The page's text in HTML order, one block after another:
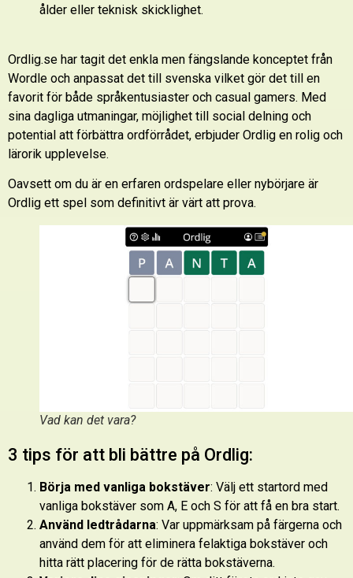
ålder eller teknisk skicklighet.
Ordlig.se har tagit det enkla men fängslande konceptet från
Wordle och anpassat det till svenska vilket gör det till en
favorit för både språkentusiaster och casual gamers. Med
sina dagliga utmaningar, möjlighet till social delning och
potential att förbättra ordförrådet, erbjuder Ordlig en rolig och
lärorik upplevelse.
Oavsett om du är en erfaren ordspelare eller nybörjare är
Ordlig ett spel som definitivt är värt att prova.
Vad kan det vara?
3 tips för att bli bättre på Ordlig:
Börja med vanliga bokstäver: Välj ett startord med
vanliga bokstäver som A, E och S för att få en bra start.
Använd ledtrådarna: Var uppmärksam på färgerna och
använd dem för att eliminera felaktiga bokstäver och
hitta rätt placering för de rätta bokstäverna.